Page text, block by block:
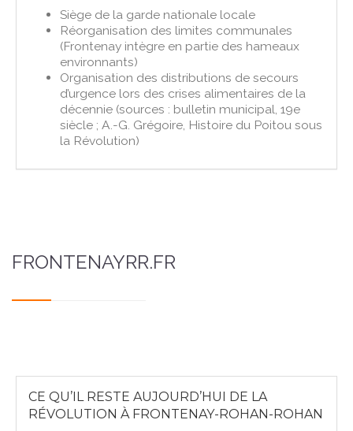
Siège de la garde nationale locale
Réorganisation des limites communales
(Frontenay intègre en partie des hameaux
environnants)
Organisation des distributions de secours
d’urgence lors des crises alimentaires de la
décennie (sources : bulletin municipal, 19e
siècle ; A.-G. Grégoire, Histoire du Poitou sous
la Révolution)
FRONTENAYRR.FR
CE QU’IL RESTE AUJOURD’HUI DE LA
RÉVOLUTION À FRONTENAY-ROHAN-ROHAN